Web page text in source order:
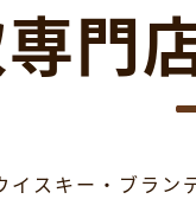
門
スキー・ブラン